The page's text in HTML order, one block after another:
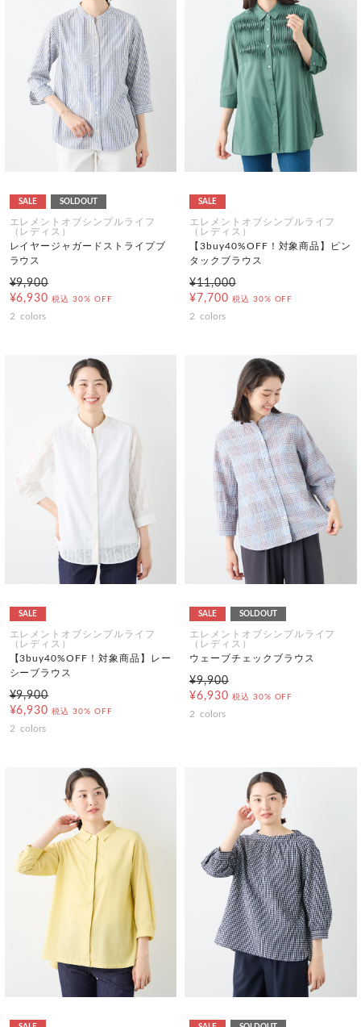
SALE SOLDOUT
エレメントオブシンプルライフ
（レディス）
レイヤージャガードストライプブ
ラウス
¥9,900
¥6,930 税込 30% OFF
2 colors
SALE
エレメントオブシンプルライフ
（レディス）
【3buy40%OFF！対象商品】ピン
タックブラウス
¥11,000
¥7,700 税込 30% OFF
2 colors
SALE
エレメントオブシンプルライフ
（レディス）
【3buy40%OFF！対象商品】レー
シーブラウス
¥9,900
¥6,930 税込 30% OFF
2 colors
SALE SOLDOUT
エレメントオブシンプルライフ
（レディス）
ウェーブチェックブラウス
¥9,900
¥6,930 税込 30% OFF
2 colors